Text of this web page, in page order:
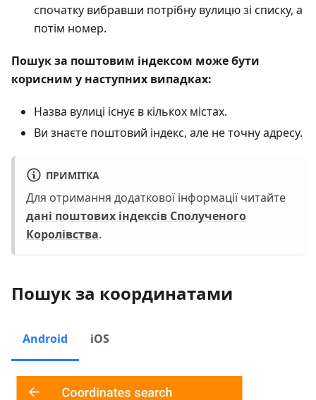
спочатку вибравши потрібну вулицю зі списку, а
потім номер.
Пошук за поштовим індексом може бути
корисним у наступних випадках:
Назва вулиці існує в кількох містах.
Ви знаєте поштовий індекс, але не точну адресу.
ПРИМІТКА
Для отримання додаткової інформації читайте
дані поштових індексів Сполученого
Королівства.
Пошук за координатами
Android iOS